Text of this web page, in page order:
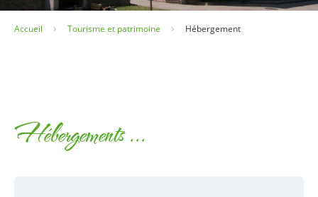
Accueil Tourisme et patrimoine Hébergement
Hébergements ...Vivre à Larajasse